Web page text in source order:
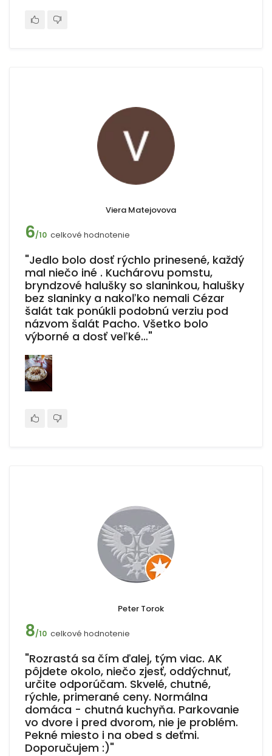
Viera Matejovova
6/10 celkové hodnotenie
"Jedlo bolo dosť rýchlo prinesené, každý
mal niečo iné . Kuchárovu pomstu,
bryndzové halušky so slaninkou, halušky
bez slaninky a nakoľko nemali Cézar
šalát tak ponúkli podobnú verziu pod
názvom šalát Pacho. Všetko bolo
výborné a dosť veľké…"
Peter Torok
8/10 celkové hodnotenie
"Rozrastá sa čím ďalej, tým viac. AK
pôjdete okolo, niečo zjesť, oddýchnuť,
určite odporúčam. Skvelé, chutné,
rýchle, primerané ceny. Normálna
domáca - chutná kuchyňa. Parkovanie
vo dvore i pred dvorom, nie je problém.
Pekné miesto i na obed s deťmi.
Doporučujem :)"